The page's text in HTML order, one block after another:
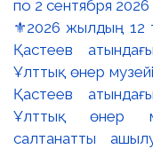
⚜️2026 жылдың 12
Қастеев
Ұлттық өнер
Қастеев
Ұлттық өнер
салтанатты